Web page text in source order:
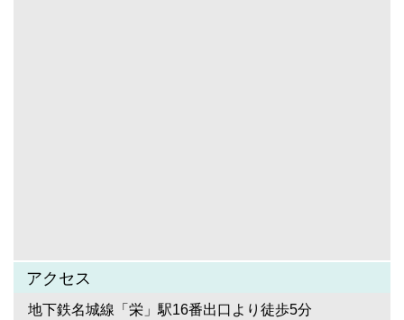
アクセス
地下鉄名城線「栄」駅16番出口より徒歩5分